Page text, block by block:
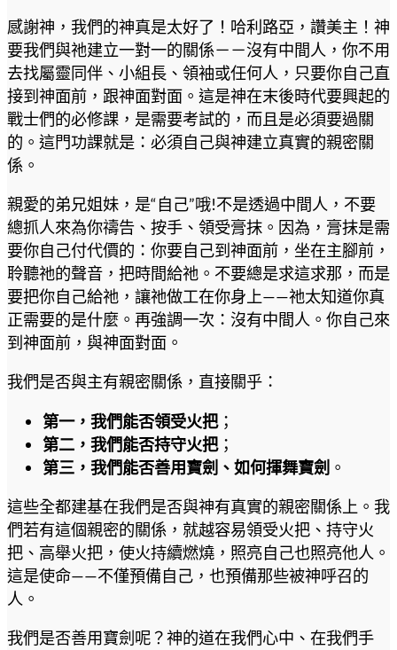
感謝神，我們的神真是太好了！哈利路亞，讚美主！神
要我們與祂建立一對一的關係－－沒有中間人，你不用
去找屬靈同伴、小組長、領袖或任何人，只要你自己直
接到神面前，跟神面對面。這是神在末後時代要興起的
戰士們的必修課，是需要考試的，而且是必須要過關
的。這門功課就是：必須自己與神建立真實的親密關
係。
親愛的弟兄姐妹，是“自己”哦!不是透過中間人，不要
總抓人來為你禱告、按手、領受膏抹。因為，膏抹是需
要你自己付代價的：你要自己到神面前，坐在主腳前，
聆聽祂的聲音，把時間給祂。不要總是求這求那，而是
要把你自己給祂，讓祂做工在你身上——祂太知道你真
正需要的是什麼。再強調一次：沒有中間人。你自己來
到神面前，與神面對面。
我們是否與主有親密關係，直接關乎：
第一，我們能否領受火把；
第二，我們能否持守火把；
第三，我們能否善用寶劍、如何揮舞寶劍 。
這些全都建基在我們是否與神有真實的親密關係上。我
們若有這個親密的關係，就越容易領受火把、持守火
把、高舉火把，使火持續燃燒，照亮自己也照亮他人。
這是使命——不僅預備自己，也預備那些被神呼召的
人。
我們是否善用寶劍呢？神的道在我們心中、在我們手